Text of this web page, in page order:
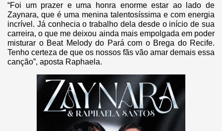
“Foi um prazer e uma honra enorme estar ao lado de
Zaynara, que é uma menina talentosíssima e com energia
incrível. Já conhecia o trabalho dela desde o início de sua
carreira, o que me deixou ainda mais empolgada em poder
misturar o Beat Melody do Pará com o Brega do Recife.
Tenho certeza de que os nossos fãs vão amar demais essa
canção”, aposta Raphaela.